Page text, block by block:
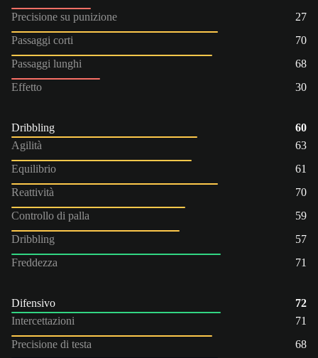
Precisione su punizione
27
Passaggi corti
70
Passaggi lunghi
68
Effetto
30
Dribbling
60
Agilità
63
Equilibrio
61
Reattività
70
Controllo di palla
59
Dribbling
57
Freddezza
71
Difensivo
72
Intercettazioni
71
Precisione di testa
68